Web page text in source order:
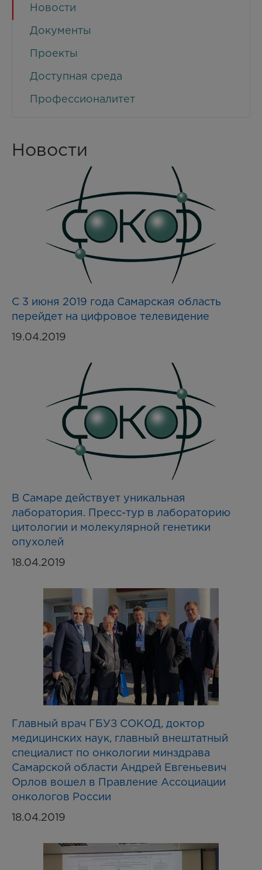
Новости
Документы
Проекты
Доступная среда
Профессионалитет
Новости
С 3 июня 2019 года Самарская область
перейдет на цифровое телевидение
19.04.2019
В Самаре действует уникальная
лаборатория. Пресс-тур в лабораторию
цитологии и молекулярной генетики
опухолей
18.04.2019
Главный врач ГБУЗ СОКОД, доктор
медицинских наук, главный внештатный
специалист по онкологии минздрава
Самарской области Андрей Евгеньевич
Орлов вошел в Правление Ассоциации
онкологов России
18.04.2019